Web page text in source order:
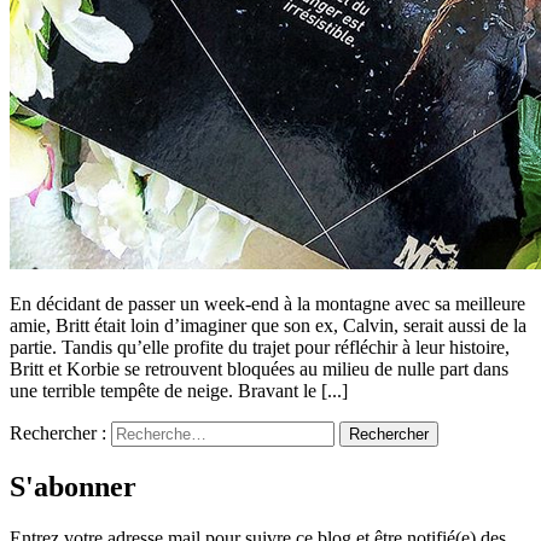
En décidant de passer un week-end à la montagne avec sa meilleure
amie, Britt était loin d’imaginer que son ex, Calvin, serait aussi de la
partie. Tandis qu’elle profite du trajet pour réfléchir à leur histoire,
Britt et Korbie se retrouvent bloquées au milieu de nulle part dans
une terrible tempête de neige. Bravant le [...]
Rechercher :
S'abonner